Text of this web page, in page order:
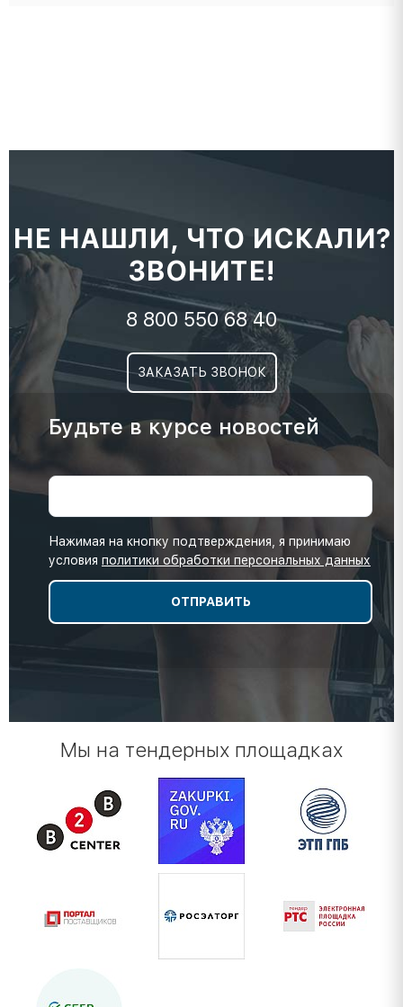
НЕ НАШЛИ, ЧТО ИСКАЛИ?
ЗВОНИТЕ!
8 800 550 68 40
ЗАКАЗАТЬ ЗВОНОК
Будьте в курсе новостей
Нажимая на кнопку подтверждения, я принимаю
условия политики обработки персональных данных
Мы на тендерных площадках